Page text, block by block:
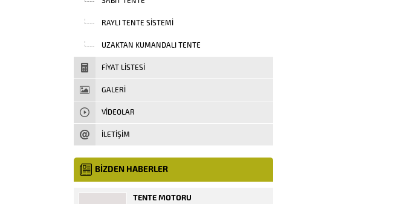
RAYLI TENTE SISTEMI
UZAKTAN KUMANDALI TENTE
FIYAT LISTESI
GALERİ
VIDEOLAR
İLETİŞİM
BİZDEN HABERLER
TENTE MOTORU